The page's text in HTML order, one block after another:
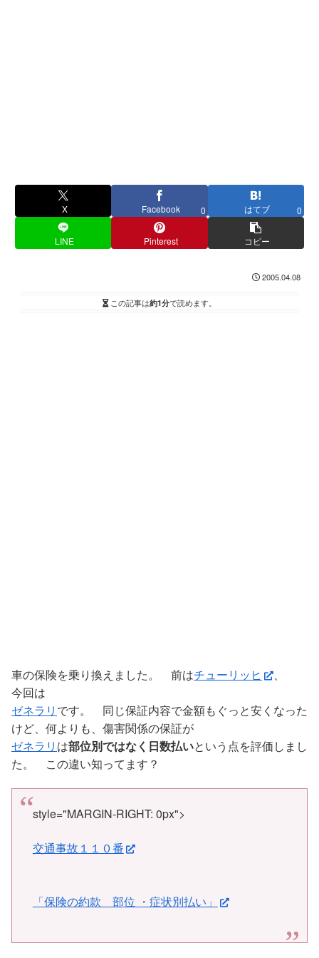
X Facebook 0 はてブ 0
LINE Pinterest コピー
2005.04.08
この記事は約1分で読めます。
車の保険を乗り換えました。 前はチューリッヒ
今回は
ゼネラリ です。 同じ保証内容で金額もぐっと安くなった
けど、何よりも、傷害関係の保証が
ゼネラリ は部位別ではなく日数払いという点を評価しまし
た。 この違い知ってます？
style="MARGIN-RIGHT: 0px">
交通事故１１０番
「保険の約款 部位 ・症状別払い」